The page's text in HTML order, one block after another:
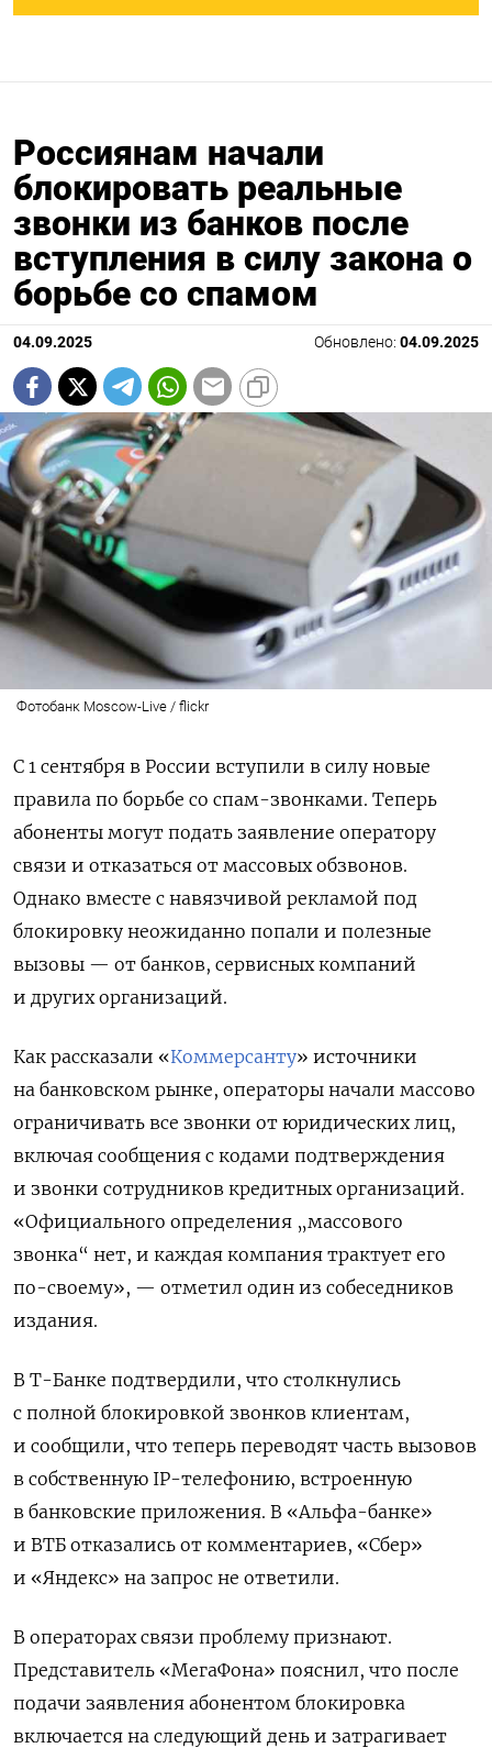
Россиянам начали
блокировать реальные
звонки из банков после
вступления в силу закона о
борьбе со спамом
04.09.2025 Обновлено: 04.09.2025
Фотобанк Moscow-Live / flickr
С 1 сентября в России вступили в силу новые
правила по борьбе со спам-звонками. Теперь
абоненты могут подать заявление оператору
связи и отказаться от массовых обзвонов.
Однако вместе с навязчивой рекламой под
блокировку неожиданно попали и полезные
вызовы — от банков, сервисных компаний
и других организаций.
Как рассказали «Коммерсанту» источники
на банковском рынке, операторы начали массово
ограничивать все звонки от юридических лиц,
включая сообщения с кодами подтверждения
и звонки сотрудников кредитных организаций.
«Официального определения „массового
звонка“ нет, и каждая компания трактует его
по-своему», — отметил один из собеседников
издания.
В Т-Банке подтвердили, что столкнулись
с полной блокировкой звонков клиентам,
и сообщили, что теперь переводят часть вызовов
в собственную IP-телефонию, встроенную
в банковские приложения. В «Альфа-банке»
и ВТБ отказались от комментариев, «Сбер»
и «Яндекс» на запрос не ответили.
В операторах связи проблему признают.
Представитель «МегаФона» пояснил, что после
подачи заявления абонентом блокировка
включается на следующий день и затрагивает